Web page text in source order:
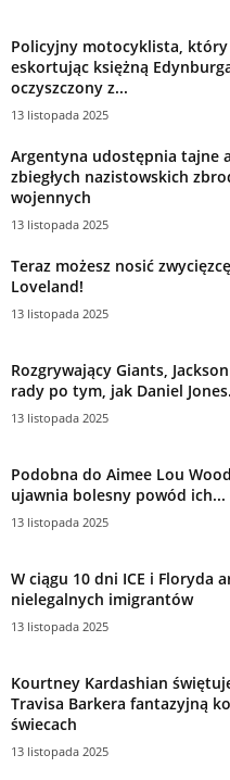
Policyjny motocyklista,
eskortując księżną
oczyszczony z...
13 listopada 2025
Argentyna udostępnia tajne
zbiegłych nazistowskich
wojennych
13 listopada 2025
Teraz możesz nosić
Loveland!
13 listopada 2025
Rozgrywający Giants,
rady po tym, jak Daniel
13 listopada 2025
Podobna do Aimee Lou
ujawnia bolesny powód ich...
13 listopada 2025
W ciągu 10 dni ICE i Floryda
nielegalnych imigrantów
13 listopada 2025
Kourtney Kardashian
Travisa Barkera fantazyjną
świecach
13 listopada 2025